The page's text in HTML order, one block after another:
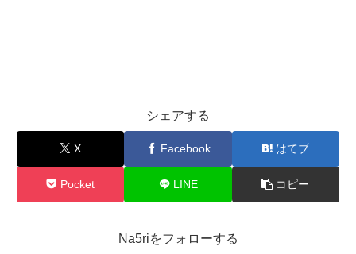
シェアする
X Facebook はてブ
Pocket LINE コピー
Na5riをフォローする